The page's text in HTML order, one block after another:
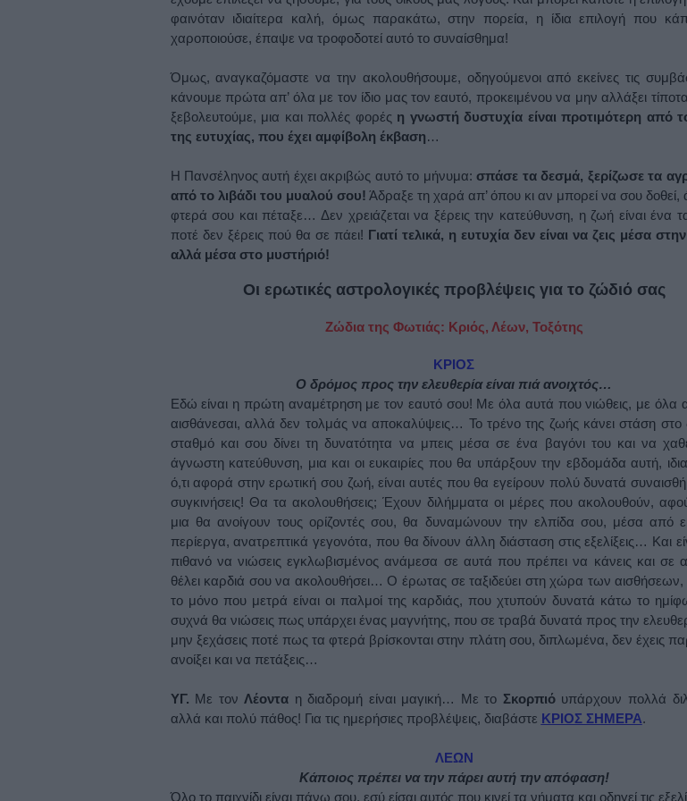
φαινόταν ιδιαίτερα καλή, όμως παρακάτω, στην πορεία, η ίδια επιλογή που
χαροποιούσε, έπαψε να τροφοδοτεί αυτό το συναίσθημα!
Όμως, αναγκαζόμαστε να την ακολουθήσουμε, οδηγούμενοι από εκείνες τις
κάνουμε πρώτα απ’ όλα με τον ίδιο μας τον εαυτό, προκειμένου να μην αλλάξει
ξεβολευτούμε, μια και πολλές φορές η γνωστή δυστυχία είναι προτιμότερη από
της ευτυχίας, που έχει αμφίβολη έκβαση…
Η Πανσέληνος αυτή έχει ακριβώς αυτό το μήνυμα:σπάσε τα δεσμά, ξερίζωσε τα
από το λιβάδι του μυαλού σου! Άδραξε τη χαρά απ’ όπου κι αν μπορεί να σου δοθεί,
φτερά σου και πέταξε… Δεν χρειάζεται να ξέρεις την κατεύθυνση, η ζωή είναι ένα
ποτέ δεν ξέρεις πού θα σε πάει! Γιατί τελικά, η ευτυχία δεν είναι να ζεις μέσα
αλλά μέσα στο μυστήριό!
Οι ερωτικές αστρολογικές προβλέψεις για το ζώδιό σας
Ζώδια της Φωτιάς: Κριός, Λέων, Τοξότης
ΚΡΙΟΣ
Ο δρόμος προς την ελευθερία είναι πιά ανοιχτός…
Εδώ είναι η πρώτη αναμέτρηση με τον εαυτό σου! Με όλα αυτά που νιώθεις, με όλα
αισθάνεσαι, αλλά δεν τολμάς να αποκαλύψεις… Το τρένο της ζωής κάνει στάση στο
σταθμό και σου δίνει τη δυνατότητα να μπεις μέσα σε ένα βαγόνι του και να
άγνωστη κατεύθυνση, μια και οι ευκαιρίες που θα υπάρξουν την εβδομάδα αυτή,
ό,τι αφορά στην ερωτική σου ζωή, είναι αυτές που θα εγείρουν πολύ δυνατά
συγκινήσεις! Θα τα ακολουθήσεις; Έχουν διλήμματα οι μέρες που ακολουθούν,
μια θα ανοίγουν τους ορίζοντές σου, θα δυναμώνουν την ελπίδα σου, μέσα από
περίεργα, ανατρεπτικά γεγονότα, που θα δίνουν άλλη διάσταση στις εξελίξεις… Και
πιθανό να νιώσεις εγκλωβισμένος ανάμεσα σε αυτά που πρέπει να κάνεις και σε
θέλει καρδιά σου να ακολουθήσει… Ο έρωτας σε ταξιδεύει στη χώρα των αισθήσεων,
το μόνο που μετρά είναι οι παλμοί της καρδιάς, που χτυπούν δυνατά κάτω το
συχνά θα νιώσεις πως υπάρχει ένας μαγνήτης, που σε τραβά δυνατά προς την
μην ξεχάσεις ποτέ πως τα φτερά βρίσκονται στην πλάτη σου, διπλωμένα, δεν έχεις
ανοίξει και να πετάξεις…
ΥΓ. Με τονΛέοντα η διαδρομή είναι μαγική… Με το Σκορπιόυπάρχουν πολλά
αλλά και πολύ πάθος! Για τις ημερήσιες προβλέψεις, διαβάστε ΚΡΙΟΣ ΣΗΜΕΡΑ.
ΛΕΩΝ
Κάποιος πρέπει να την πάρει αυτή την απόφαση!
Όλο το παιχνίδι είναι πάνω σου, εσύ είσαι αυτός που κινεί τα νήματα και οδηγεί τις